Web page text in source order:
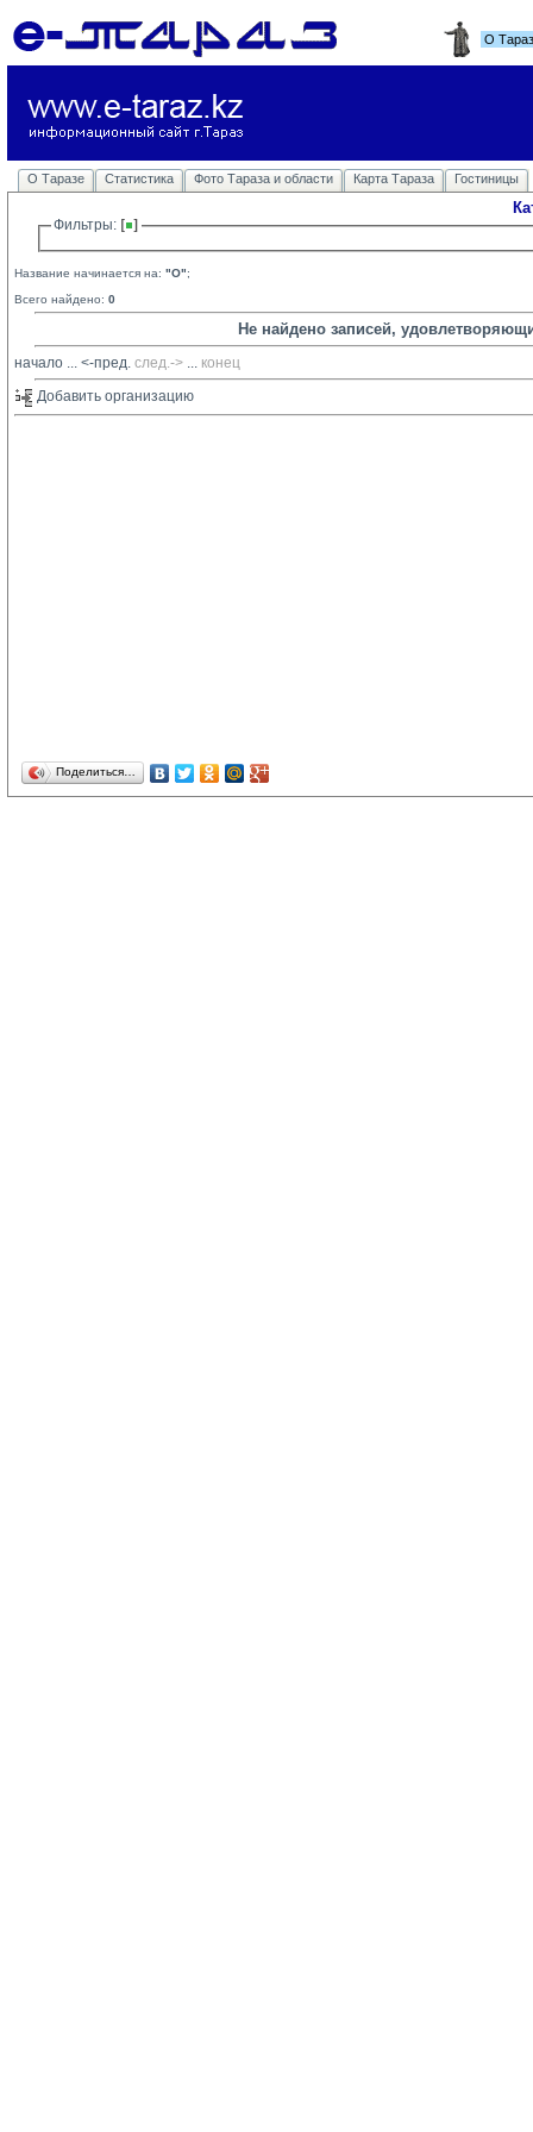
О
О Таразе Статистика Фото Тараза и области Карта Тараза Гостиницы
Фильтры:
Название начинается на: "O";
Всего найдено: 0
Не найдено записей,
начало ... <-пред. след.-> ... конец
Добавить организацию
Поделиться…